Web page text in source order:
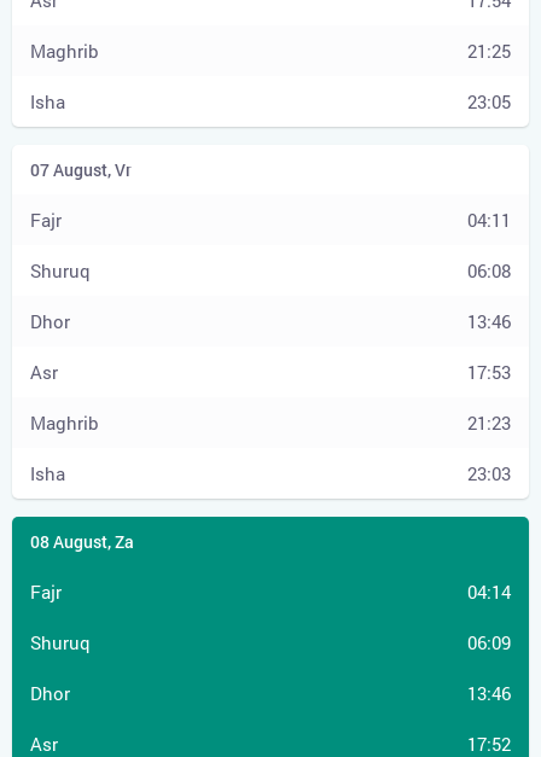
21:25
23:05
04:11
06:08
13:46
17:53
21:23
23:03
04:14
06:09
13:46
17:52